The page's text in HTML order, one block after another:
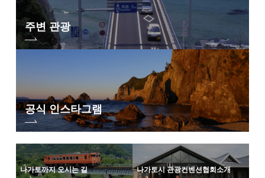
주변 관광
공식 인스타그램
나가토까지 오시는 길 나가토시 관광컨벤션협회소개